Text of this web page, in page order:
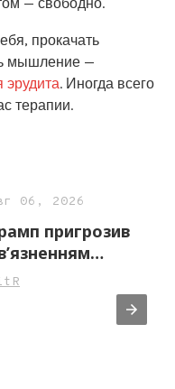
прокачать
мышление —
. Иногда всего
терапии.
06, 2026
пригрозив
ЗМІ через
про
боєприпасів